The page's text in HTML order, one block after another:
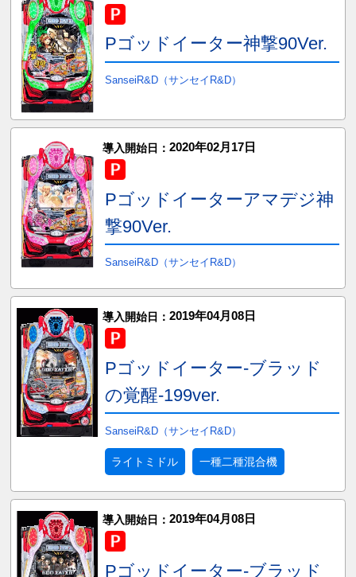
Pゴッドイーター神撃90Ver.
SanseiR&D（サンセイR&D）
導入開始日： 2020年02月17日
Pゴッドイーターアマデジ神
撃90Ver.
SanseiR&D（サンセイR&D）
導入開始日： 2019年04月08日
Pゴッドイーター-ブラッド
の覚醒-199ver.
SanseiR&D（サンセイR&D）
ライトミドル 一種二種混合機
導入開始日： 2019年04月08日
Pゴッドイーター-ブラッド